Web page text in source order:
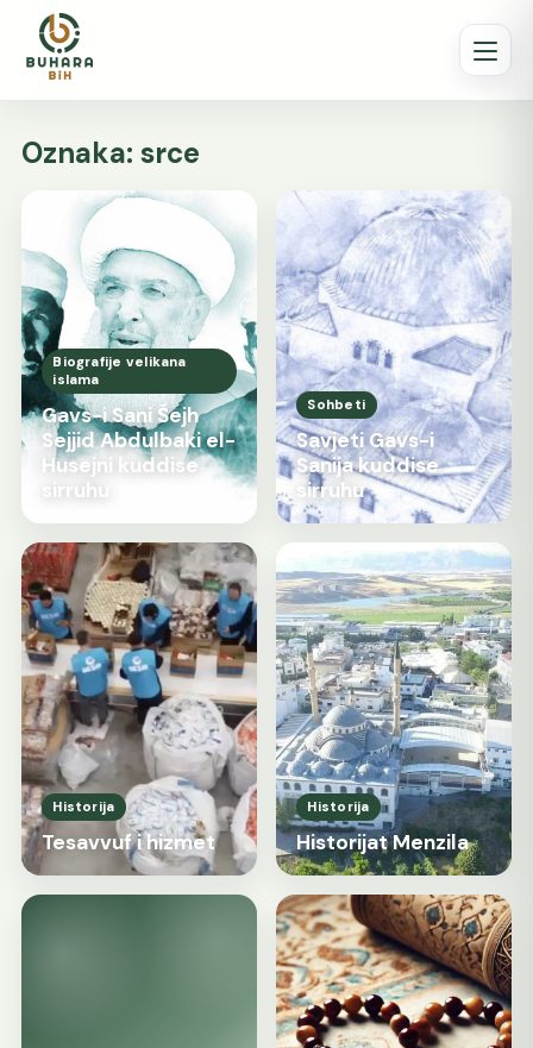
Oznaka: srce
Biografije velikana
islama
Gavs-i Sani Šejh
Sejjid Abdulbaki el-
Husejni kuddise
sirruhu
Sohbeti
Savjeti Gavs-i
Sanija kuddise
sirruhu
Historija
Tesavvuf i hizmet
Historija
Historijat Menzila